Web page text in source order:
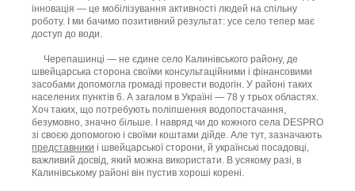
інновація — це мобілізування активності людей на спільну
роботу. І ми бачимо позитивний результат: усе село тепер має
доступ до води.
Черепашинці — не єдине село Калинівського району, де
швейцарська сторона своїми консультаційними і фінансовими
засобами допомогла громаді провести водогін. У районі таких
населених пунктів 6. А загалом в Україні — 78 у трьох областях.
Хоч таких, що потребують поліпшення водопостачання,
безумовно, значно більше. І навряд чи до кожного села DESPRO
зі своєю допомогою і своїми коштами дійде. Але тут, зазначають
представники і швейцарської сторони, й українські посадовці,
важливий досвід, який можна використати. В усякому разі, в
Калинівському районі він пустив хороші корені.